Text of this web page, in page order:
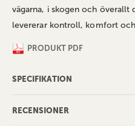
vägarna, i skogen och överallt
levererar kontroll, komfort
PRODUKT PDF
SPECIFIKATION
RECENSIONER